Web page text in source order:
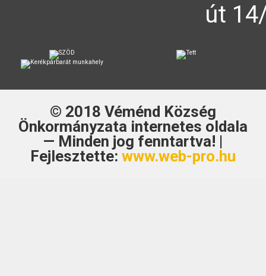
út
© 2018 Véménd Község
Önkormányzata internetes oldala
— Minden jog fenntartva! |
Fejlesztette: www.web-pro.hu